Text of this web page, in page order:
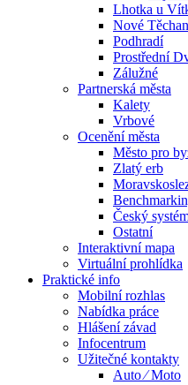
Lhotka u
Nové
Podhradí
Prostřední
Zálužné
Partnerská města
Kalety
Vrbové
Ocenění města
Město pro
Zlatý erb
Český
Ostatní
Interaktivní mapa
Virtuální prohlídka
Praktické info
Mobilní rozhlas
Nabídka práce
Hlášení závad
Infocentrum
Užitečné kontakty
Auto ⁄ Moto